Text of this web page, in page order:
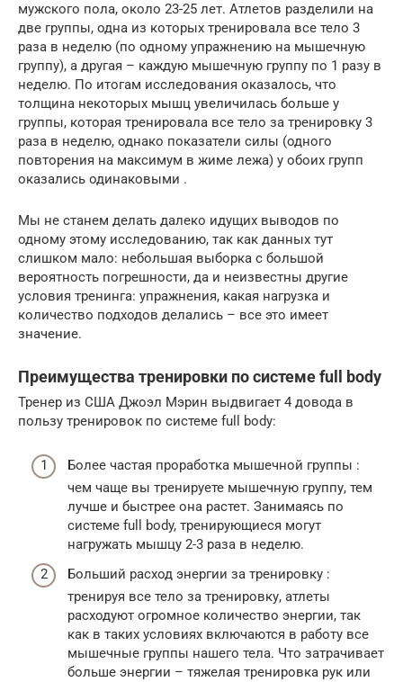
мужского пола, около 23-25 лет. Атлетов разделили на
две группы, одна из которых тренировала все тело 3
раза в неделю (по одному упражнению на мышечную
группу), а другая – каждую мышечную группу по 1 разу в
неделю. По итогам исследования оказалось, что
толщина некоторых мышц увеличилась больше у
группы, которая тренировала все тело за тренировку 3
раза в неделю, однако показатели силы (одного
повторения на максимум в жиме лежа) у обоих групп
оказались одинаковыми .
Мы не станем делать далеко идущих выводов по
одному этому исследованию, так как данных тут
слишком мало: небольшая выборка с большой
вероятность погрешности, да и неизвестны другие
условия тренинга: упражнения, какая нагрузка и
количество подходов делались – все это имеет
значение.
Преимущества тренировки по системе full body
Тренер из США Джоэл Мэрин выдвигает 4 довода в
пользу тренировок по системе full body:
Более частая проработка мышечной группы :
чем чаще вы тренируете мышечную группу, тем
лучше и быстрее она растет. Занимаясь по
системе full body, тренирующиеся могут
нагружать мышцу 2-3 раза в неделю.
Больший расход энергии за тренировку :
тренируя все тело за тренировку, атлеты
расходуют огромное количество энергии, так
как в таких условиях включаются в работу все
мышечные группы нашего тела. Что затрачивает
больше энергии – тяжелая тренировка рук или